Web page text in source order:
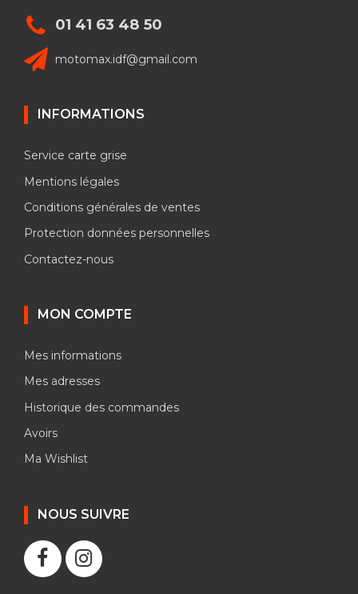
01 41 63 48 50
motomax.idf@gmail.com
INFORMATIONS
Service carte grise
Mentions légales
Conditions générales de ventes
Protection données personnelles
Contactez-nous
MON COMPTE
Mes informations
Mes adresses
Historique des commandes
Avoirs
Ma Wishlist
NOUS SUIVRE